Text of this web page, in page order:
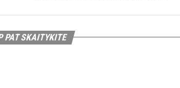
PAT SKAITYKITE